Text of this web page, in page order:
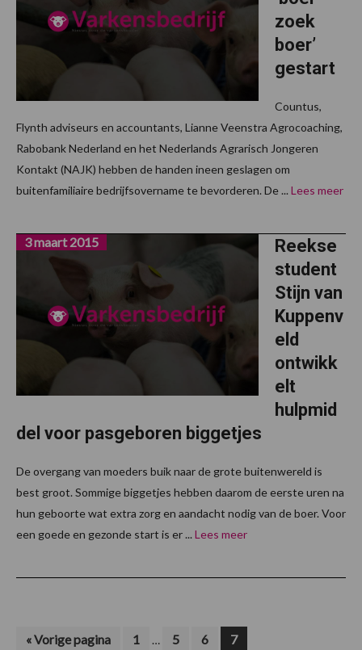
zoek
boer’
gestart
Countus,
Flynth adviseurs en accountants, Lianne Veenstra Agrocoaching,
Rabobank Nederland en het Nederlands Agrarisch Jongeren
Kontakt (NAJK) hebben de handen ineen geslagen om
buitenfamiliaire bedrijfsovername te bevorderen. De ... Lees meer
Reekse
student
Stijn van
Kuppenv
eld
ontwikk
elt
hulpmid
del voor pasgeboren biggetjes
3 maart 2015
De overgang van moeders buik naar de grote buitenwereld is
best groot. Sommige biggetjes hebben daarom de eerste uren na
hun geboorte wat extra zorg en aandacht nodig van de boer. Voor
een goede en gezonde start is er ... Lees meer
«Ga
Vorige pagina Pagina
1
Interim
… Pagina
5 Pagina
6 Pagina
7